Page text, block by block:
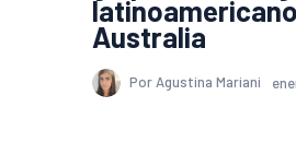
Australia
Por Agustina Mariani